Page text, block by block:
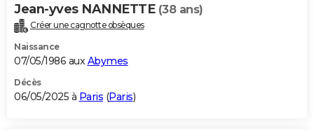
Jean-yves NANNETTE (38 ans)
Créer une cagnotte obsèques
Naissance
07/05/1986 aux Abymes
Décès
06/05/2025 à Paris (Paris)